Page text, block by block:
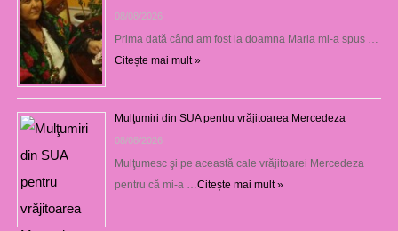
08/08/2026
Prima dată când am fost la doamna Maria mi-a spus …
Citește mai mult »
Mulţumiri din SUA pentru vrăjitoarea Mercedeza
08/08/2026
Mulţumesc şi pe această cale vrăjitoarei Mercedeza
pentru că mi-a …Citește mai mult »